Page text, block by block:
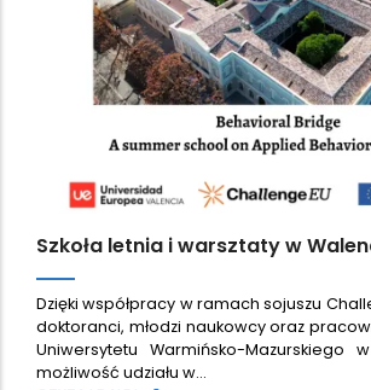
Szkoła letnia i warsztaty w
Dzięki współpracy w ramach sojuszu
doktoranci, młodzi naukowcy oraz
Uniwersytetu Warmińsko-Mazurskiego
możliwość udziału w…